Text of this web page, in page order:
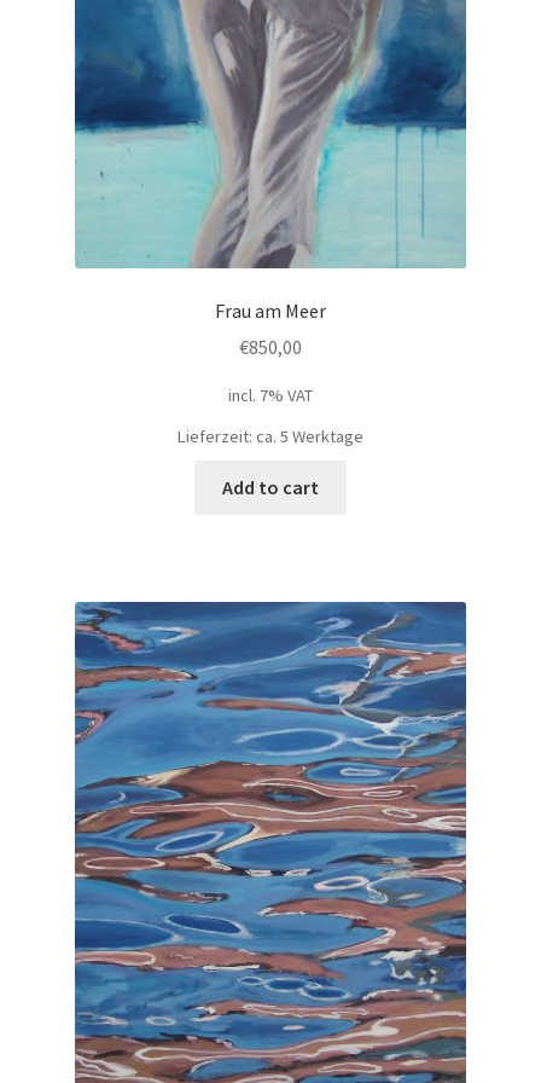
Frau am Meer
€850,00
incl. 7% VAT
Lieferzeit: ca. 5 Werktage
Add to cart